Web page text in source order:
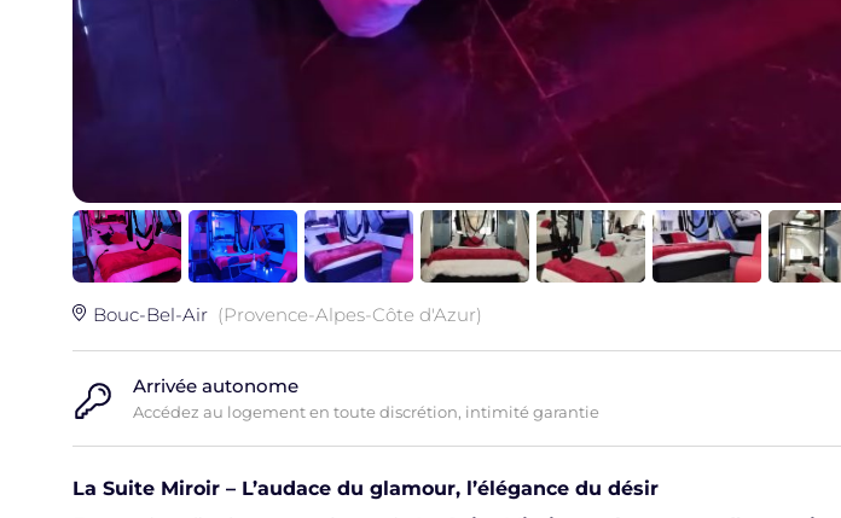
Bouc-Bel-Air (Provence-Alpes-Côte d'Azur)
Arrivée autonome
Accédez au logement en toute discrétion, intimité garantie
La Suite Miroir – L’audace du glamour, l’élégance du désir